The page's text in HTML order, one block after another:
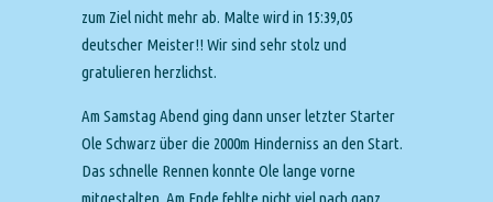
zum Ziel nicht mehr ab. Malte wird in 15:39,05
deutscher Meister!! Wir sind sehr stolz und
gratulieren herzlichst.
Am Samstag Abend ging dann unser letzter Starter
Ole Schwarz über die 2000m Hinderniss an den Start.
Das schnelle Rennen konnte Ole lange vorne
mitgestalten. Am Ende fehlte nicht viel nach ganz